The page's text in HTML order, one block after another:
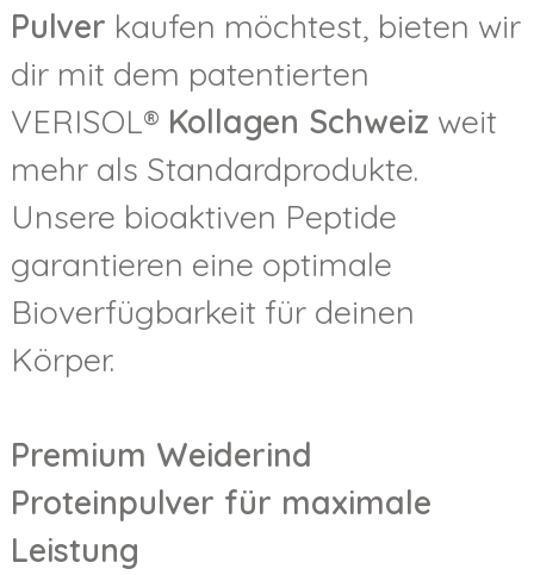
Pulver kaufen möchtest, bieten wir
dir mit dem patentierten
VERISOL® Kollagen Schweiz weit
mehr als Standardprodukte.
Unsere bioaktiven Peptide
garantieren eine optimale
Bioverfügbarkeit für deinen
Körper.
Premium Weiderind
Proteinpulver für maximale
Leistung